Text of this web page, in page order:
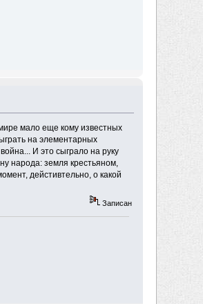
мало еще кому известных
на элементарных
И это сыграло на руку
народа: земля крестьяном,
дейстивтельно, о какой
Записан